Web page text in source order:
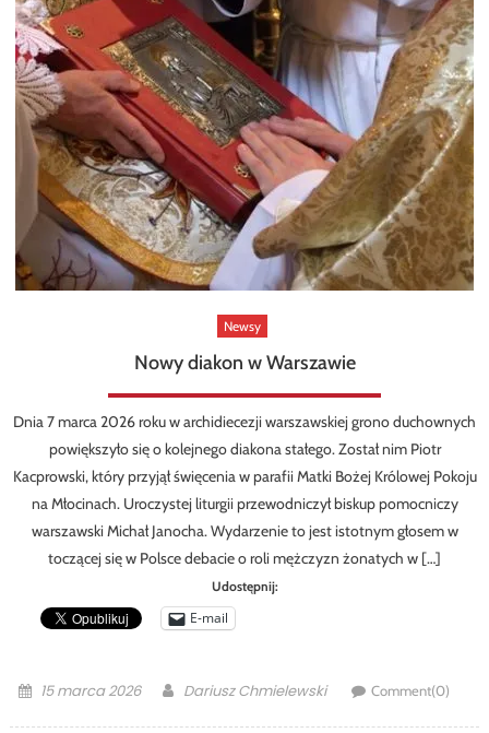
Newsy
Nowy diakon w Warszawie
Dnia 7 marca 2026 roku w archidiecezji warszawskiej grono duchownych
powiększyło się o kolejnego diakona stałego. Został nim Piotr
Kacprowski, który przyjął święcenia w parafii Matki Bożej Królowej Pokoju
na Młocinach. Uroczystej liturgii przewodniczył biskup pomocniczy
warszawski Michał Janocha. Wydarzenie to jest istotnym głosem w
toczącej się w Polsce debacie o roli mężczyzn żonatych w […]
Udostępnij:
E-mail
Posted
15 marca 2026 Author
Dariusz Chmielewski Comment(0)